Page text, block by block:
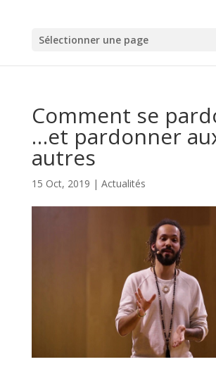
Sélectionner une page
Comment se
…et pardonner
autres
15 Oct, 2019 | Actualités